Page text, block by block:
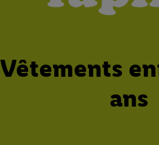
Vêtements
ans